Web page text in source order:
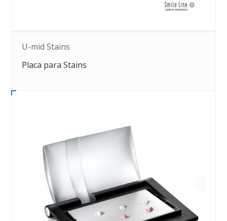
U-mid Stains
Placa para Stains